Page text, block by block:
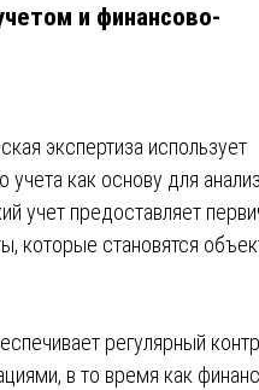
и финансово-
экспертиза использует
учета как основу для
учет предоставляет
которые становятся
регулярный
в то время как